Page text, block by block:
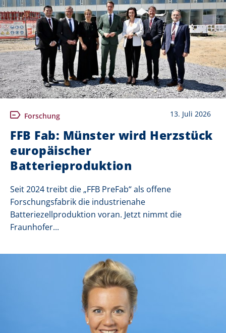
Forschung 13. Juli 2026
FFB Fab: Münster wird Herzstück
europäischer
Batterieproduktion
Seit 2024 treibt die „FFB PreFab“ als offene
Forschungsfabrik die industrienahe
Batteriezellproduktion voran. Jetzt nimmt die
Fraunhofer...